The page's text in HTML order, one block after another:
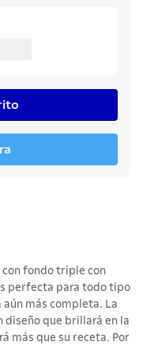
con fondo triple con
perfecta para todo tipo
aún más completa. La
diseño que brillará en la
más que su receta. Por